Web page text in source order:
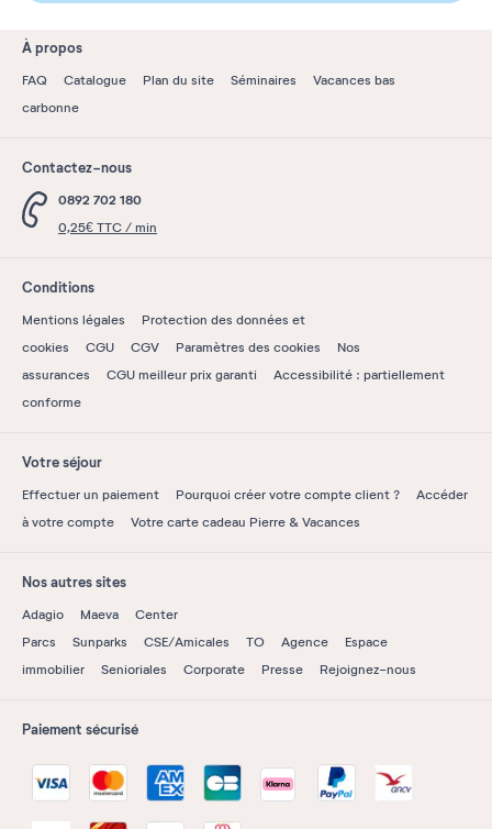
À propos
FAQ Catalogue Plan du site Séminaires
Vacances bas
carbonne
Contactez-nous
0892 702 180
0,25€ TTC / min
Conditions
Mentions légales
Protection des données et
cookies
CGU CGV Paramètres des cookies
Nos
assurances
CGU meilleur prix garanti
Accessibilité : partiellement
conforme
Votre séjour
Effectuer un paiement Pourquoi créer votre compte client ?
Accéder
à votre compte
Votre carte cadeau Pierre & Vacances
Nos autres sites
Adagio Maeva
Center
Parcs
Sunparks CSE/Amicales TO Agence
Espace
immobilier
Senioriales Corporate Presse Rejoignez-nous
Paiement sécurisé